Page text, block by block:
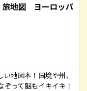
地図 ヨーロッパ
地図本！国境や州、
って脳もイキイキ！